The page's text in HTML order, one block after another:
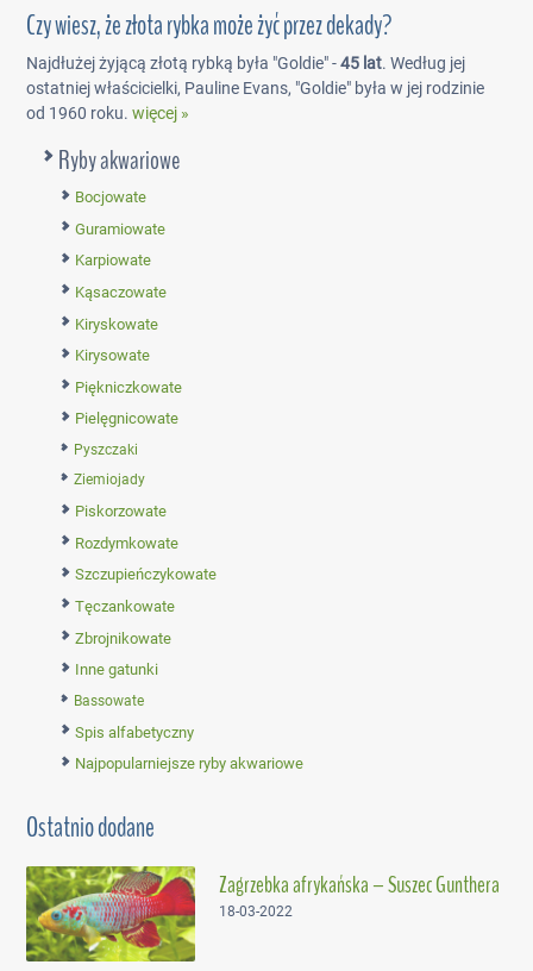
Czy wiesz, że złota rybka może żyć przez dekady?
Najdłużej żyjącą złotą rybką była "Goldie" -45 lat. Według jej
ostatniej właścicielki, Pauline Evans, "Goldie" była w jej rodzinie
od 1960 roku.więcej »
Ryby akwariowe
Bocjowate
Guramiowate
Karpiowate
Kąsaczowate
Kiryskowate
Kirysowate
Piękniczkowate
Pielęgnicowate
Pyszczaki
Ziemiojady
Piskorzowate
Rozdymkowate
Szczupieńczykowate
Tęczankowate
Zbrojnikowate
Inne gatunki
Bassowate
Spis alfabetyczny
Najpopularniejsze ryby akwariowe
Ostatnio dodane
Zagrzebka afrykańska – Suszec Gunthera
18-03-2022